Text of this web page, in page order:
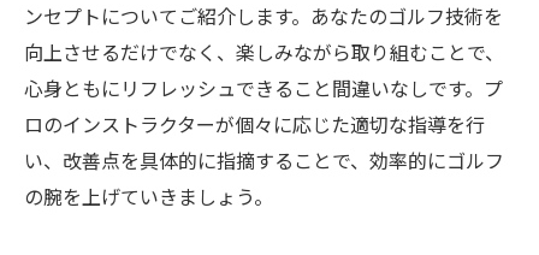
ンセプトについてご紹介します。あなたのゴルフ技術を
向上させるだけでなく、楽しみながら取り組むことで、
心身ともにリフレッシュできること間違いなしです。プ
ロのインストラクターが個々に応じた適切な指導を行
い、改善点を具体的に指摘することで、効率的にゴルフ
の腕を上げていきましょう。